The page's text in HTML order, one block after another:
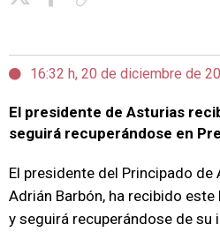
16:32 h, 20 de diciembre de
El presidente de Asturias
seguirá recuperándose en
El presidente del Principado
Adrián Barbón, ha recibido
y seguirá recuperándose de